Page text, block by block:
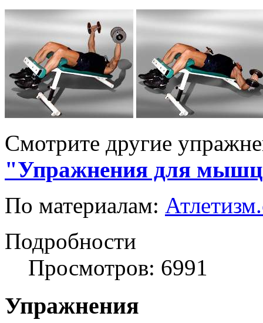
Смотрите другие
"Упражнения для
По материалам:
Подробности
Просмотров: 6991
Упражнения